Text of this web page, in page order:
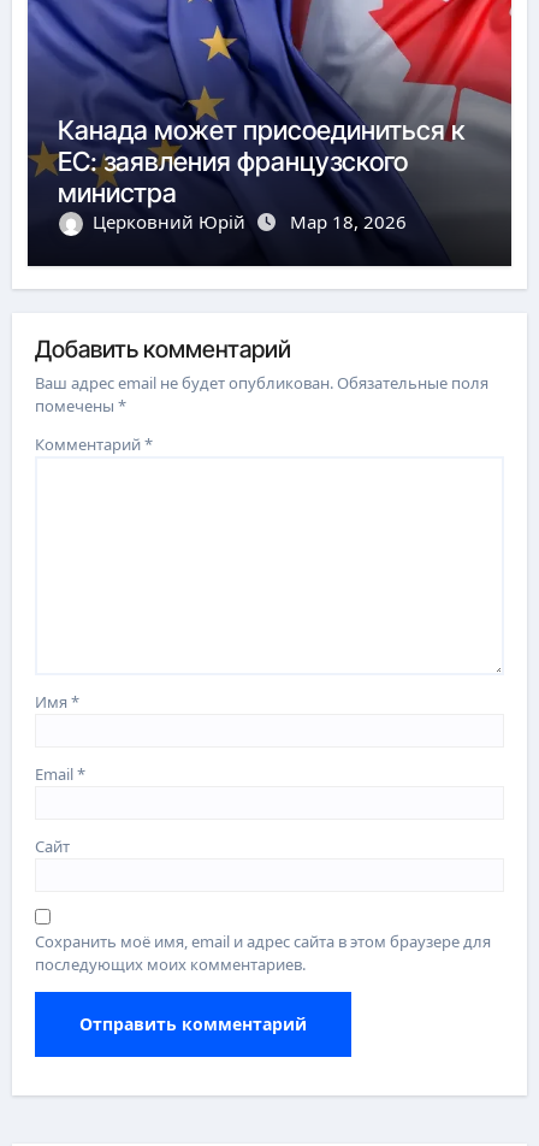
Канада может присоединиться к
ЕС: заявления французского
министра
Церковний Юрій Мар 18, 2026
Добавить комментарий
Ваш адрес email не будет опубликован.Обязательные поля
помечены*
Комментарий*
Имя*
Email*
Сайт
Сохранить моё имя, email и адрес сайта в этом браузере для
последующих моих комментариев.